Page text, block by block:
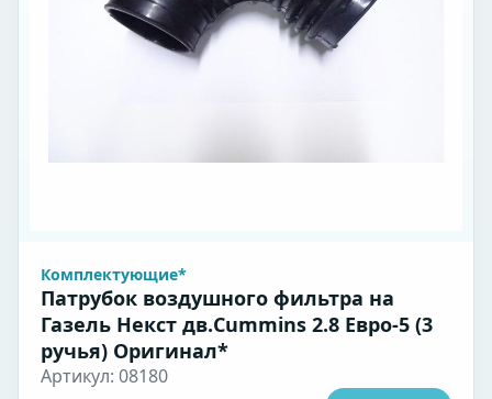
Комплектующие*
Патрубок воздушного фильтра на
Газель Некст дв.Cummins 2.8 Евро-5 (3
ручья) Оригинал*
Артикул: 08180